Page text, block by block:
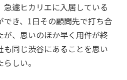
遽ヒカリエに入居している
き、1日その顧問先で打ち合
が、思いのほか早く用件が終
同じ渋谷にあることを思い
しい。